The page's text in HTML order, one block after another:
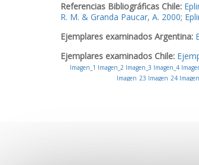
Referencias Bibliográficas Chile:
R. M. & Granda Paucar, A. 2000;
Ejemplares examinados Argentina:
Ejemplares examinados Chile:
Imagen_1 Imagen_2Imagen_3 Imagen_4
Imagen_23 Imagen_24